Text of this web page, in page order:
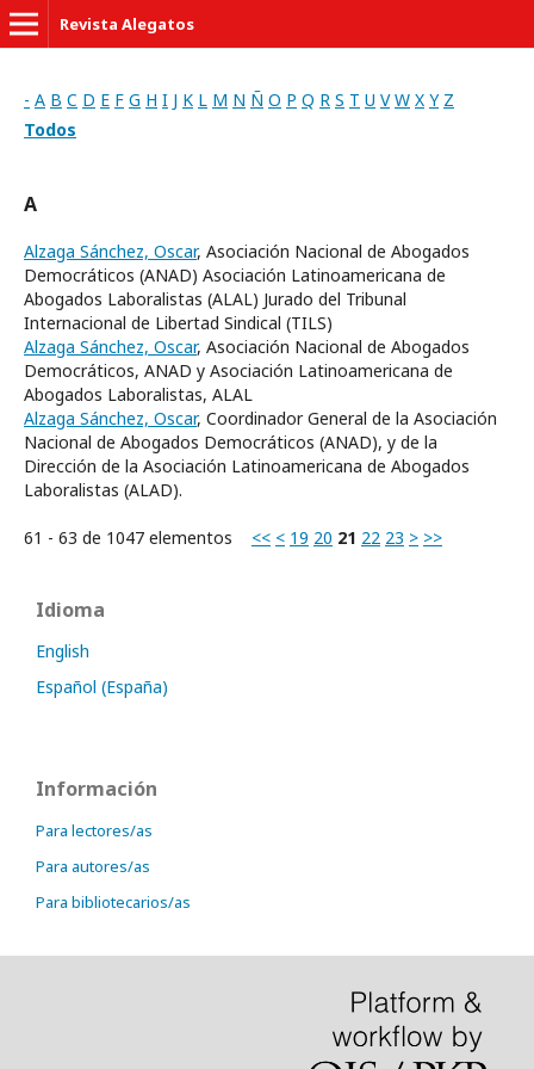
Revista Alegatos
- A B C D E F G H I J K L M N Ñ O P Q R S T U V W X Y Z
Todos
A
Alzaga Sánchez, Oscar, Asociación Nacional de Abogados
Democráticos (ANAD) Asociación Latinoamericana de
Abogados Laboralistas (ALAL) Jurado del Tribunal
Internacional de Libertad Sindical (TILS)
Alzaga Sánchez, Oscar, Asociación Nacional de Abogados
Democráticos, ANAD y Asociación Latinoamericana de
Abogados Laboralistas, ALAL
Alzaga Sánchez, Oscar, Coordinador General de la Asociación
Nacional de Abogados Democráticos (ANAD), y de la
Dirección de la Asociación Latinoamericana de Abogados
Laboralistas (ALAD).
61 - 63 de 1047 elementos << < 19 20 21 22 23 > >>
Idioma
English
Español (España)
Información
Para lectores/as
Para autores/as
Para bibliotecarios/as